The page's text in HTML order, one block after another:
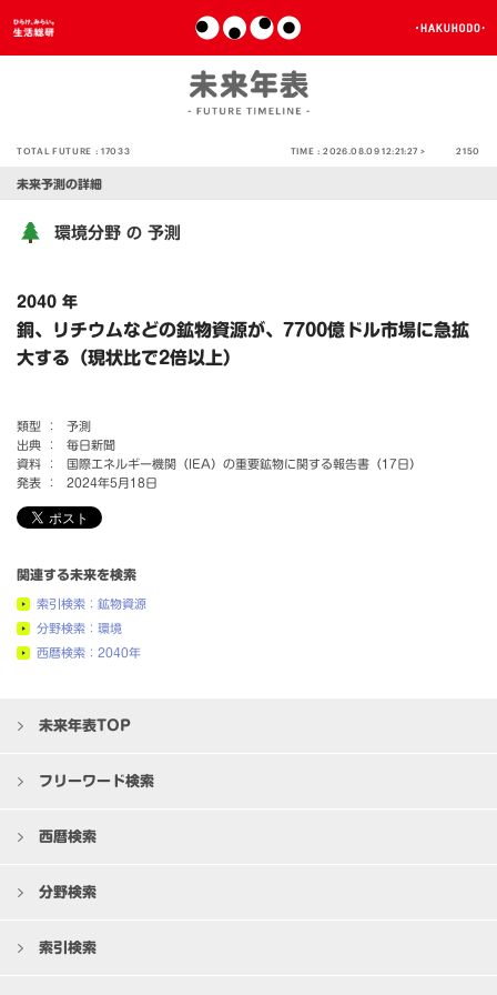
TOTAL FUTURE :17033 TIME :2026.08.09 12:21:27 > 2150
未来予測の詳細
環境分野 の 予測
2040 年
銅、リチウムなどの鉱物資源が、7700億ドル市場に急拡
大する（現状比で2倍以上）
類型 ：
予測
出典 ：
毎日新聞
資料 ：
国際エネルギー機関（IEA）の重要鉱物に関する報告書（17日）
発表 ：
2024年5月18日
関連する未来を検索
索引検索：鉱物資源
分野検索：環境
西暦検索：2040年
未来年表TOP
フリーワード検索
西暦検索
分野検索
索引検索